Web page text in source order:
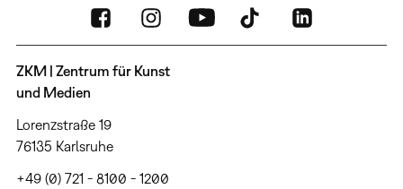
ZKM | Zentrum für Kunst
und Medien
Lorenzstraße 19
76135 Karlsruhe
+49 (0) 721 - 8100 - 1200